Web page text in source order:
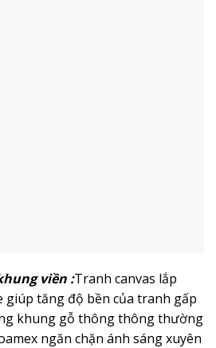
viền :Tranh canvas lắp
giúp tăng độ bền của tranh gấp
khung gỗ thông thông thường
ngăn chặn ánh sáng xuyên